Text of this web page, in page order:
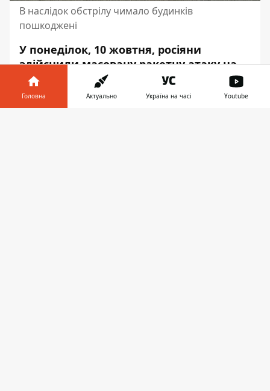
В наслідок обстрілу чимало будинків
пошкоджені
У понеділок, 10 жовтня, росіяни
здійснили масовану ракетну атаку на
Дніпропетровську область. Мешканці
Дніпра почулибагато вибухів. В
наслідок обстрілу чимало будинків
Головна Актуально Україна на часі Youtube